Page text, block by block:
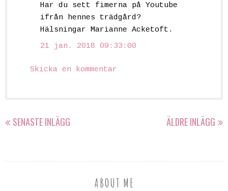
Har du sett fimerna på Youtube
ifrån hennes trädgård?
Hälsningar Marianne Acketoft.
21 jan. 2018 09:33:00
Skicka en kommentar
SENASTE INLÄGG ÄLDRE INLÄGG
ABOUT ME